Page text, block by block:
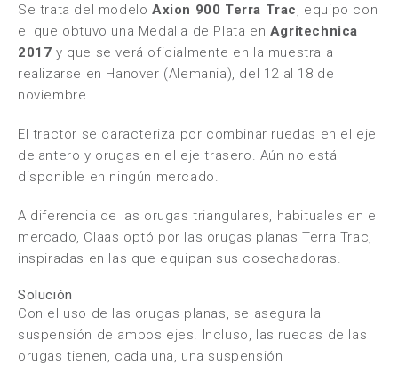
Se trata del modelo Axion 900 Terra Trac, equipo con
el que obtuvo una Medalla de Plata en Agritechnica
2017 y que se verá oficialmente en la muestra a
realizarse en Hanover (Alemania), del 12 al 18 de
noviembre.
El tractor se caracteriza por combinar ruedas en el eje
delantero y orugas en el eje trasero. Aún no está
disponible en ningún mercado.
A diferencia de las orugas triangulares, habituales en el
mercado, Claas optó por las orugas planas Terra Trac,
inspiradas en las que equipan sus cosechadoras.
Solución
Con el uso de las orugas planas, se asegura la
suspensión de ambos ejes. Incluso, las ruedas de las
orugas tienen, cada una, una suspensión